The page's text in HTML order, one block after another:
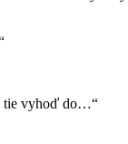
tie vyhoď do…“